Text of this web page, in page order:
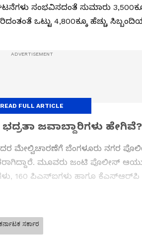
ಸಂಭವಿಸದಂತೆ ಸುಮಾರು
ಒಟ್ಟು 4,800ಕ್ಕೂ ಹೆಚ್ಚು
ಜವಾಬ್ದಾರಿಗಳು ಹೇಗಿವೆ?
ಇದರ ಮೇಲ್ವಿಚಾರಣೆಗೆ ಬೆಂಗಳೂರು ನಗರ
ಮೂವರು ಜಂಟಿ ಪೊಲೀಸ್
160 ಪಿಎಸ್‌ಐಗಳು ಹಾಗೂ ಕೆಎಸ್‌ಆರ್‌ಪಿ
ಡಿಸಿಪಿ ವಿವಿಐಪಿ ಭದ್ರತಾ ವಿಭಾಗದ
READ FULL ARTICLE
ಜಗತ್ತಿನ ಕ್ಷಣಕ್ಷಣದ ಕನ್ನಡ ಸುದ್ದಿ (
ಸರ್ಕಾರ